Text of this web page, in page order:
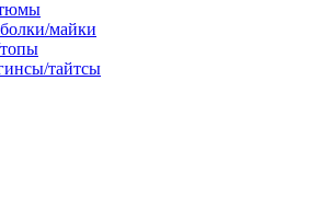
майки
тайтсы